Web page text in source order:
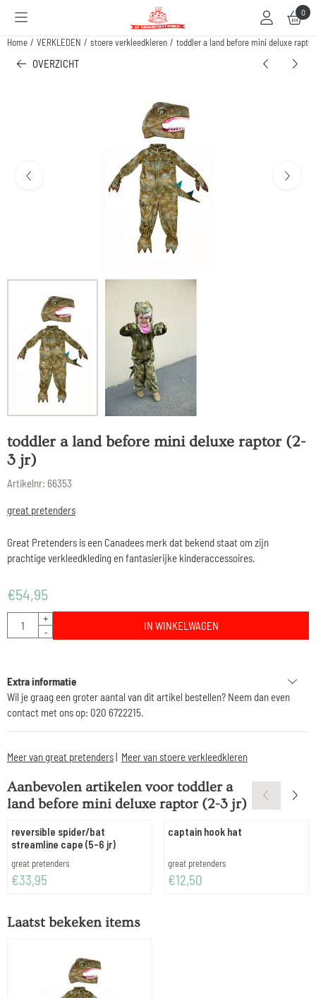
Cookievoorkeuren zijn beschikbaar. Kies instellingen of sta alle cookies toe.0
Home / VERKLEDEN / stoere verkleedkleren / toddler a land before mini deluxe
OVERZICHT
toddler a land before mini deluxe raptor (2-
3 jr)
Artikelnr: 66353
great pretenders
Great Pretenders is een Canadees merk dat bekend staat om zijn
prachtige verkleedkleding en fantasierijke kinderaccessoires.
€54,95
Aantal
+
-
IN WINKELWAGEN
Extra informatie
Wil je graag een groter aantal van dit artikel bestellen? Neem dan even
contact met ons op: 020 6722215.
Meer van great pretenders| Meer van stoere verkleedkleren
Aanbevolen artikelen voortoddler a
land before mini deluxe raptor (2-3 jr)
reversible spider/bat
streamline cape (5-6 jr)
Merk:
great pretenders
Prijs: 33,95
€33,95
captain hook hat
Merk:
great pretenders
Prijs: 12,50
€12,50
Laatst bekeken items